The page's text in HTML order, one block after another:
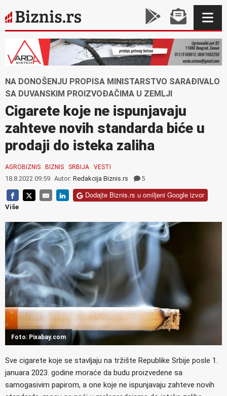
NA DONOŠENJU PROPISA MINISTARSTVO SARAĐIVALO
SA DUVANSKIM PROIZVOĐAČIMA U ZEMLJI
Cigarete koje ne ispunjavaju
zahteve novih standarda biće u
prodaji do isteka zaliha
AGROBIZNIS BIZNIS SRBIJA VESTI
18.8.2022 09:59 Autor: Redakcija Biznis.rs 5
Dodajte Biznis.rs u omiljeni Google izvor
Više
Foto: Pixabay.com
Sve cigarete koje se stavljaju na tržište Republike Srbije posle 1.
januara 2023. godine moraće da budu proizvedene sa
samogasivim papirom, a one koje ne ispunjavaju zahteve novih